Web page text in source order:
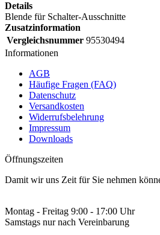
Details
Blende für Schalter-Ausschnitte
Zusatzinformation
Vergleichsnummer 95530494
Informationen
AGB
Häufige Fragen (FAQ)
Datenschutz
Versandkosten
Widerrufsbelehrung
Impressum
Downloads
Öffnungszeiten
Damit wir uns Zeit für Sie nehmen
Montag - Freitag 9:00 - 17:00 Uhr
Samstags nur nach Vereinbarung